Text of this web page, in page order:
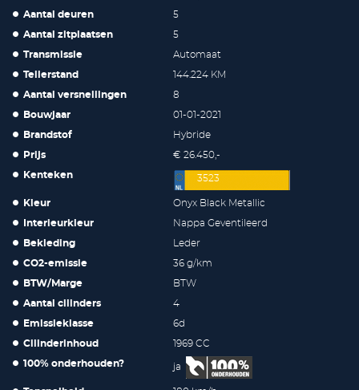
Aantal deuren 5
Aantal zitplaatsen 5
Transmissie Automaat
Tellerstand 144.224 KM
Aantal versnellingen 8
Bouwjaar 01-01-2021
Brandstof Hybride
Prijs € 26.450,-
Kenteken 3523
Kleur Onyx Black Metallic
Interieurkleur Nappa Geventileerd
Bekleding Leder
CO2-emissie 36 g/km
BTW/Marge BTW
Aantal cilinders 4
Emissieklasse 6d
Cilinderinhoud 1969 CC
100% onderhouden? ja